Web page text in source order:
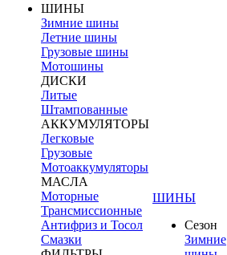
ШИНЫ
Зимние шины
Летние шины
Грузовые шины
Мотошины
ДИСКИ
Литые
Штампованные
АККУМУЛЯТОРЫ
Легковые
Грузовые
Мотоаккумуляторы
МАСЛА
Моторные
Трансмиссионные
Антифриз и Тосол
Смазки
ШИНЫ
Сезон
Зимние